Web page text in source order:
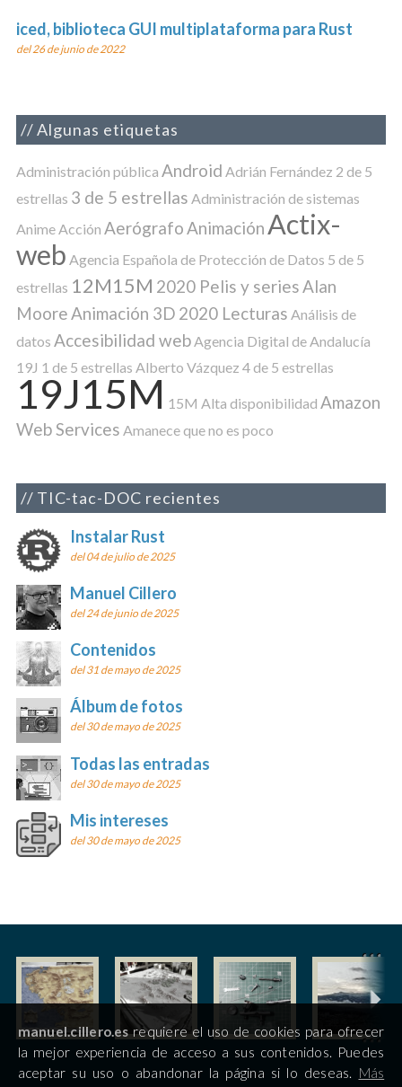
iced, biblioteca GUI multiplataforma para Rust
del 26 de junio de 2022
Algunas etiquetas
Administración pública Android Adrián Fernández 2 de 5
estrellas 3 de 5 estrellas Administración de sistemas
AnimeAcción AerógrafoAnimaciónActix-
web Agencia Española de Protección de Datos 5 de 5
estrellas 12M15M 2020 Pelis y seriesAlan
MooreAnimación 3D 2020 Lecturas Análisis de
datos Accesibilidad webAgencia Digital de Andalucía
19J 1 de 5 estrellas Alberto Vázquez 4 de 5 estrellas
19J15M 15M Alta disponibilidad Amazon
Web Services Amanece que no es poco
TIC-tac-DOC recientes
Instalar Rust
del 04 de julio de 2025
Manuel Cillero
del 24 de junio de 2025
Contenidos
del 31 de mayo de 2025
Álbum de fotos
del 30 de mayo de 2025
Todas las entradas
del 30 de mayo de 2025
Mis intereses
del 30 de mayo de 2025
manuel.cillero.esrequiere el uso de cookies para ofrecer
la mejor experiencia de acceso a sus contenidos. Puedes
aceptar su uso o abandonar la página si lo deseas. Más